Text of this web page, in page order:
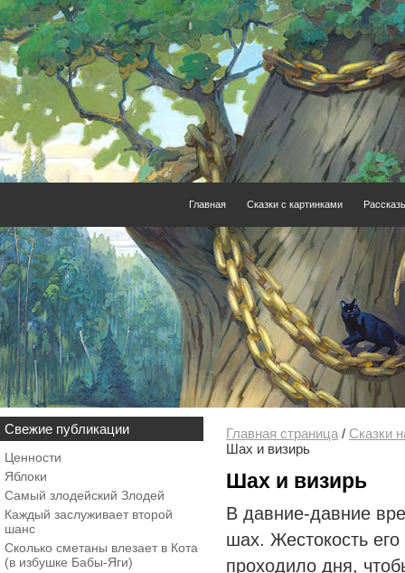
Главная Сказки с картинками
Свежие публикации
Ценности
Яблоки
Самый злодейский Злодей
Каждый заслуживает второй
шанс
Сколько сметаны влезает в Кота
(в избушке Бабы-Яги)
Главная страница / Сказки
Шах и визирь
Шах и визирь
В давние-давние
шах. Жестокость
проходило дня,